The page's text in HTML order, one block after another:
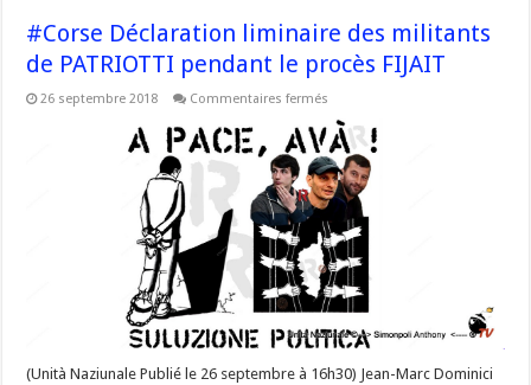
#Corse Déclaration liminaire des militants
de PATRIOTTI pendant le procès FIJAIT
26 septembre 2018 Commentaires fermés
Déclaration
liminaire
des
militants
de
PATRIOTTI
pendant
le
procès
FIJAIT
(Unità Naziunale Publié le 26 septembre à 16h30) Jean-Marc Dominici